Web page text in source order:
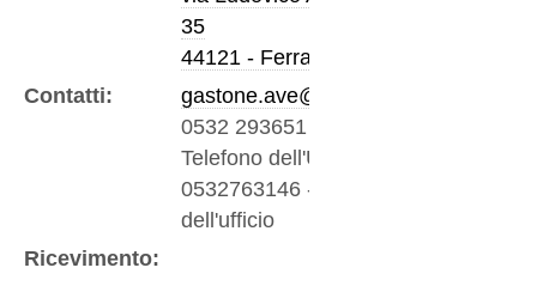
35
44121 - Ferrara
Contatti:
gastone.ave@unife.it
0532 293651
Telefono dell'Ufficio
0532763146 -
dell'ufficio
Ricevimento: